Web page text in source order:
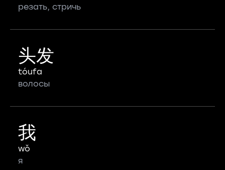
резать, стричь
头发
tóufa
волосы
我
wǒ
я